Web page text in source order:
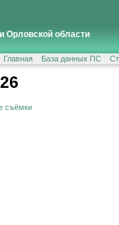
Орловской области
Главная База данных ПС
съёмки